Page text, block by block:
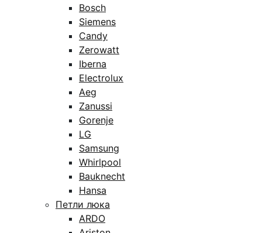
Bosch
Siemens
Candy
Zerowatt
Iberna
Electrolux
Aeg
Zanussi
Gorenje
LG
Samsung
Whirlpool
Bauknecht
Hansa
Петли люка
ARDO